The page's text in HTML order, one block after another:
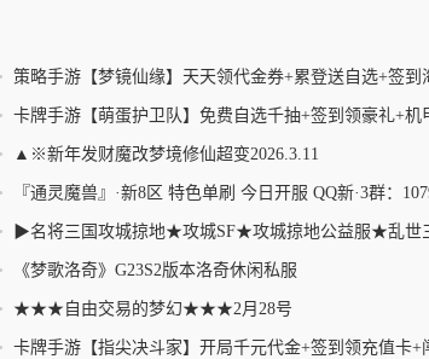
• 策略手游【梦镜仙缘】天天领代金券+累登送自选+签到
+0.1折畅玩
• 卡牌手游【萌蛋护卫队】免费自选千抽+签到领豪礼+机
成+全场0.1折
• ▲※新年发财魔改梦境修仙超变2026.3.11
• 『通灵魔兽』·新8区 特色单刷 今日开服 QQ新·3群：
•
▶名将三国攻城掠地★攻城SF★攻城掠地公益服★乱世
SF★仿官服◀
• 《梦歌洛奇》G23S2版本洛奇休闲私服
• ★★★自由交易的梦幻★★★2月28号
• 卡牌手游【指尖决斗家】开局千元代金+签到领充值卡+